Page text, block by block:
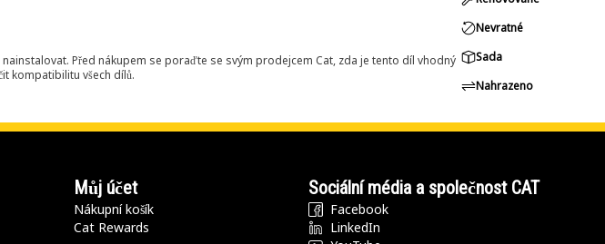
Před nákupem se poraďte se svým prodejcem Cat, zda je tento díl vhodný
kompatibilitu všech dílů.
Nevratné
Sada
Nahrazeno
Můj účet
Nákupní košík
Cat Rewards
Sociální média a společnost CAT
Facebook
LinkedIn